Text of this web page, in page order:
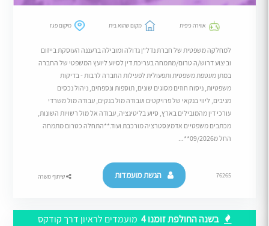
אווירה כיפית מקום שהוא בית מיקום פגז
למחלקה משפטית של חברת נדל"ן גדולה ומובילה ברעננה העוסקת בייזום
וביצוע דרוש/ה טרום/מתמחה בעריכת דין לסיוע ליועץ המשפטי של החברה
במתן מעטפת משפטית ותפעולית לפעילות החברה לרבות - בדיקות
משפטיות, ניסוח חוזים מסוגים שונים, תוספות ונספחים, ניהול נכסים
מניבים, ליווי בנקאי של פרויקטים ועבודה מול בנקים, עבודה מול משרדי
עורכי דין מהמובילים בארץ, סיוע בליטיגציה, עבודה אל מול רשויות השונות,
מכתבים משפטיים אדמינסטרציה מורכבת ועוד.**התחלה כטרום מתמחה
החל מ09/2026**...
76265 הגשת מועמדות שיתוף משרה
בשנה החולפת זומנו 4 מועמדים לראיון דרך קודקס